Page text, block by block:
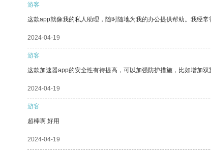
游客
这款app就像我的私人助理，随时随地为我的办公提供帮助。我经
2024-04-19
游客
这款加速器app的安全性有待提高，可以加强防护措施，比如增加双
2024-04-19
游客
超棒啊 好用
2024-04-19